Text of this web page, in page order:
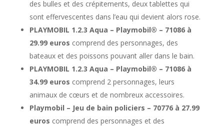
des bulles et des crépitements, deux tablettes qui
sont effervescentes dans l’eau qui devient alors rose.
PLAYMOBIL 1.2.3 Aqua – Playmobil® – 71086 à
29.99 euros comprend des personnages, des
bateaux et des poissons pouvant aller dans le bain.
PLAYMOBIL 1.2.3 Aqua – Playmobil® – 71086 à
34.99 euros comprend 2 personnages, leurs
animaux de cœurs et de nombreux accessoires.
Playmobil – Jeu de bain policiers – 70776 à 27.99
euros comprend des personnages et des